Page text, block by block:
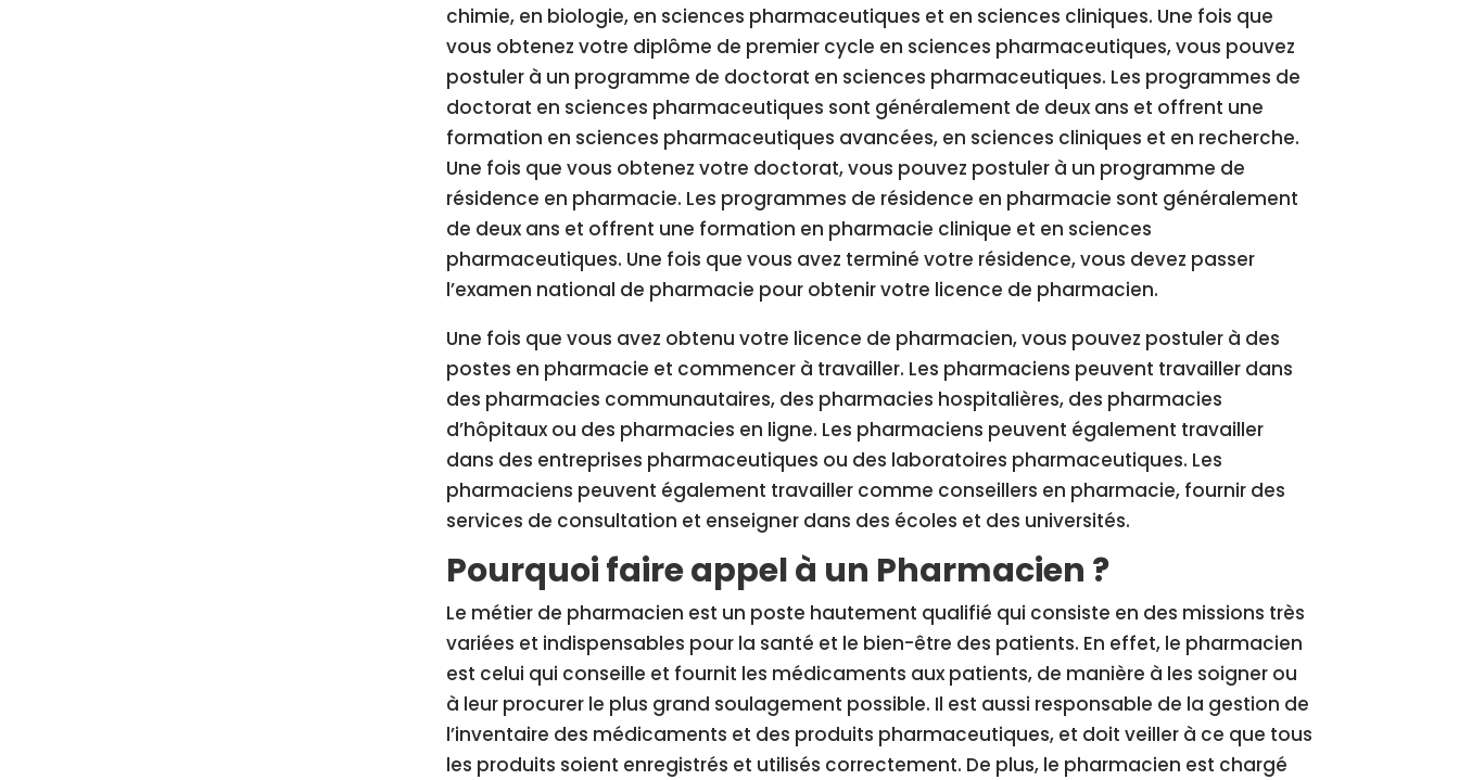
chimie, en biologie, en sciences pharmaceutiques et en sciences cliniques. Une fois que
vous obtenez votre diplôme de premier cycle en sciences pharmaceutiques, vous pouvez
postuler à un programme de doctorat en sciences pharmaceutiques. Les programmes de
doctorat en sciences pharmaceutiques sont généralement de deux ans et offrent une
formation en sciences pharmaceutiques avancées, en sciences cliniques et en recherche.
Une fois que vous obtenez votre doctorat, vous pouvez postuler à un programme de
résidence en pharmacie. Les programmes de résidence en pharmacie sont généralement
de deux ans et offrent une formation en pharmacie clinique et en sciences
pharmaceutiques. Une fois que vous avez terminé votre résidence, vous devez passer
l’examen national de pharmacie pour obtenir votre licence de pharmacien.
Une fois que vous avez obtenu votre licence de pharmacien, vous pouvez postuler à des
postes en pharmacie et commencer à travailler. Les pharmaciens peuvent travailler dans
des pharmacies communautaires, des pharmacies hospitalières, des pharmacies
d’hôpitaux ou des pharmacies en ligne. Les pharmaciens peuvent également travailler
dans des entreprises pharmaceutiques ou des laboratoires pharmaceutiques. Les
pharmaciens peuvent également travailler comme conseillers en pharmacie, fournir des
services de consultation et enseigner dans des écoles et des universités.
Pourquoi faire appel à un Pharmacien ?
Le métier de pharmacien est un poste hautement qualifié qui consiste en des missions très
variées et indispensables pour la santé et le bien-être des patients. En effet, le pharmacien
est celui qui conseille et fournit les médicaments aux patients, de manière à les soigner ou
à leur procurer le plus grand soulagement possible. Il est aussi responsable de la gestion de
l’inventaire des médicaments et des produits pharmaceutiques, et doit veiller à ce que tous
les produits soient enregistrés et utilisés correctement. De plus, le pharmacien est chargé